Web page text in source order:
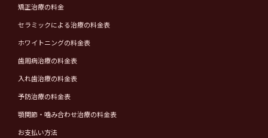
矯正治療の料金
セラミックによる治療の料金表
ホワイトニングの料金表
歯周病治療の料金表
入れ歯治療の料金表
予防治療の料金表
顎関節・噛み合わせ治療の料金表
お支払い方法